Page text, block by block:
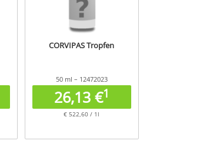
CORVIPAS Tropfen
50 ml – 12472023
26,13 €1
€ 522,60 / 1l